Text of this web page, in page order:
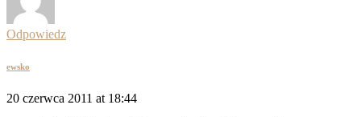
Odpowiedz
ewsko
20 czerwca 2011 at 18:44